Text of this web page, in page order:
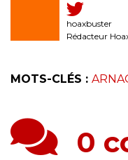
hoaxbuster
Rédacteur
MOTS-CLÉS :
0